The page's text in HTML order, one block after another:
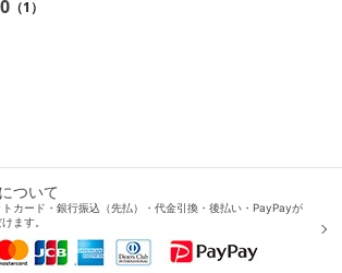
（1）
ついて
カード・銀行振込（先払）・代金引換・後払い・PayPayが
ます。